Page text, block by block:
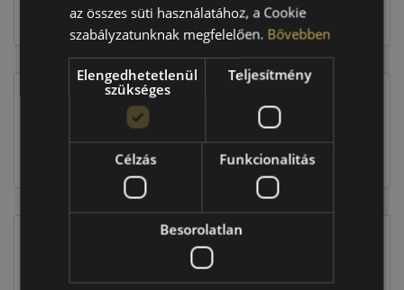
Kosárba
EU-s abroncscímke
Figyelem a feltüntetett címke adatok tájékoztató
jellegűek. Előfordulhat, hogy még a korábbi EU-s
címkével ellátott abroncs kerül kiszállításra.
az összes süti használatához, a Cookie
szabályzatunknak megfelelően. Bővebben
Elengedhetetlenül
szükséges
Teljesítmény
Célzás Funkcionalitás
Besorolatlan